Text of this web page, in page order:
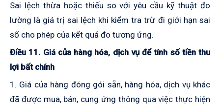
Sai lệch thừa hoặc thiếu so với yêu cầu kỹ thuật đo
lường là giá trị sai lệch khi kiểm tra trừ đi giới hạn sai
số cho phép của kết quả đo tương ứng.
Điều 11. Giá của hàng hóa, dịch vụ để tính số tiền thu
lợi bất chính
1. Giá của hàng đóng gói sẵn, hàng hóa, dịch vụ khác
đã được mua, bán, cung ứng thông qua việc thực hiện